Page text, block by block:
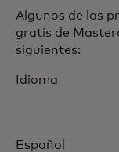
Algunos de los
gratis de
siguientes:
Idioma
Español